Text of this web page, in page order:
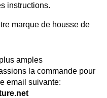
instructions.
marque de housse de
amples
la commande pour
email suivante: